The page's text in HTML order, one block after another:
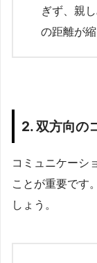
ぎず、親
の距離が縮
2. 双方向の
コミュニケーシ
ことが重要です
しょう。